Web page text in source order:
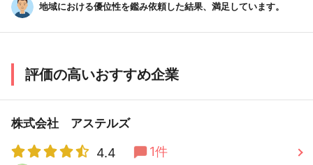
地域における優位性を鑑み依頼した結果、満足しています。
評価の高いおすすめ企業
株式会社 アステルズ
4.4 1件